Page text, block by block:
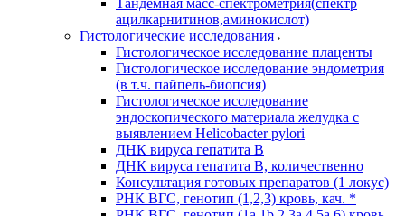
Тандемная масс-спектрометрия(спектр
ацилкарнитинов,аминокислот)
Гистологические исследования
Гистологическое исследование плаценты
Гистологическое исследование эндометрия
(в т.ч. пайпель-биопсия)
Гистологическое исследование
эндоскопического материала желудка с
выявлением Helicobacter pylori
ДНК вируса гепатита B
ДНК вируса гепатита B, количественно
Консультация готовых препаратов (1 локус)
РНК ВГC, генотип (1,2,3) кровь, кач. *